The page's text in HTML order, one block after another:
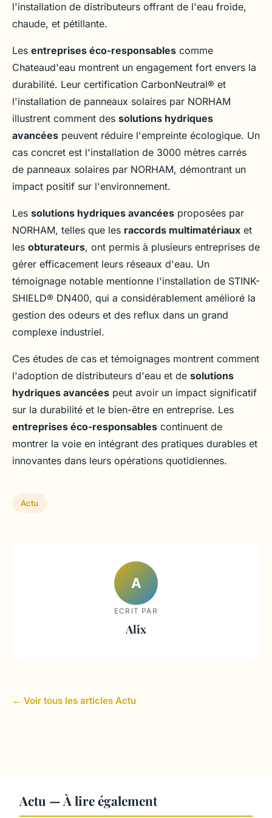
l'installation de distributeurs offrant de l'eau froide,
chaude, et pétillante.
Les entreprises éco-responsables comme
Chateaud'eau montrent un engagement fort envers la
durabilité. Leur certification CarbonNeutral® et
l'installation de panneaux solaires par NORHAM
illustrent comment des solutions hydriques
avancées peuvent réduire l'empreinte écologique. Un
cas concret est l'installation de 3000 mètres carrés
de panneaux solaires par NORHAM, démontrant un
impact positif sur l'environnement.
Les solutions hydriques avancées proposées par
NORHAM, telles que les raccords multimatériaux et
les obturateurs, ont permis à plusieurs entreprises de
gérer efficacement leurs réseaux d'eau. Un
témoignage notable mentionne l'installation de STINK-
SHIELD® DN400, qui a considérablement amélioré la
gestion des odeurs et des reflux dans un grand
complexe industriel.
Ces études de cas et témoignages montrent comment
l'adoption de distributeurs d'eau et de solutions
hydriques avancées peut avoir un impact significatif
sur la durabilité et le bien-être en entreprise. Les
entreprises éco-responsables continuent de
montrer la voie en intégrant des pratiques durables et
innovantes dans leurs opérations quotidiennes.
Actu
A
ECRIT PAR
Alix
← Voir tous les articles Actu
Actu — À lire également